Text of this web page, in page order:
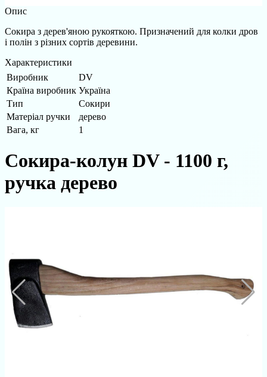
Опис
Сокира з дерев'яною рукояткою. Призначений для колки дров
і полін з різних сортів деревини.
Характеристики
Виробник
DV
Країна виробник Україна
Тип
Сокири
Матеріал ручки
дерево
Вага, кг
1
Сокира-колун DV - 1100 г,
ручка дерево